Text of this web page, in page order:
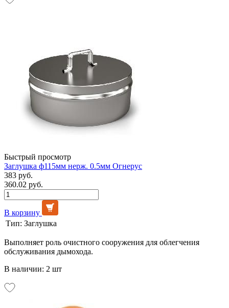
Быстрый просмотр
Заглушка ф115мм нерж. 0.5мм Огнерус
383 руб.
360.02 руб.
В корзину
Тип: Заглушка
Выполняет роль очистного сооружения для облегчения
обслуживания дымохода.
В наличии: 2 шт